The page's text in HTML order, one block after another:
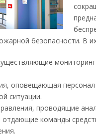
безопасности. В
оповещающая
ситуации.
проводящие
отдающие команды